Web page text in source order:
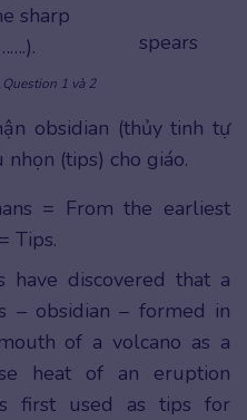
sharp
spears
1 và 2
obsidian (thủy tinh tự
(tips) cho giáo.
= From the earliest
Tips.
have discovered that a
– obsidian – formed in
of a volcano as a
heat of an eruption
first used as tips for